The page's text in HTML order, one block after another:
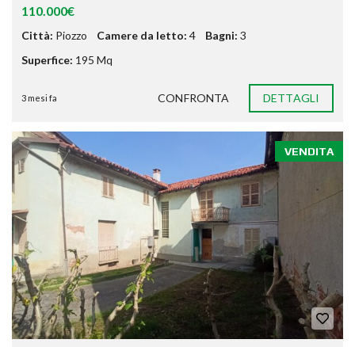
110.000€
Città: Piozzo Camere da letto: 4 Bagni: 3
Superfice: 195 Mq
3 mesi fa CONFRONTA DETTAGLI
VENDITA